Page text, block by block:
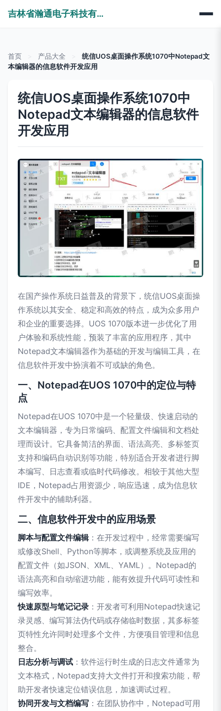
吉林省瀚通电子科技有限公司
首页 产品大全
统信UOS桌面操作系统1070中Notepad文
本编辑器的信息软件开发应用
统信UOS桌面操作系统1070中
Notepad文本编辑器的信息软件
开发应用
在国产操作系统日益普及的背景下，统信UOS桌面操
作系统以其安全、稳定和高效的特点，成为众多用户
和企业的重要选择。UOS 1070版本进一步优化了用
户体验和系统性能，预装了丰富的应用程序，其中
Notepad文本编辑器作为基础的开发与编辑工具，在
信息软件开发中扮演着不可或缺的角色。
一、Notepad在UOS 1070中的定位与特
点
Notepad在UOS 1070中是一个轻量级、快速启动的
文本编辑器，专为日常编码、配置文件编辑和文档处
理而设计。它具备简洁的界面、语法高亮、多标签页
支持和编码自动识别等功能，特别适合开发者进行脚
本编写、日志查看或临时代码修改。相较于其他大型
IDE，Notepad占用资源少，响应迅速，成为信息软
件开发中的辅助利器。
二、信息软件开发中的应用场景
脚本与配置文件编辑：在开发过程中，经常需要编写
或修改Shell、Python等脚本，或调整系统及应用的
配置文件（如JSON、XML、YAML）。Notepad的
语法高亮和自动缩进功能，能有效提升代码可读性和
编写效率。
快速原型与笔记记录 ：开发者可利用Notepad快速记
录灵感、编写算法伪代码或存储临时数据，其多标签
页特性允许同时处理多个文件，方便项目管理和信息
整合。
日志分析与调试 ：软件运行时生成的日志文件通常为
文本格式，Notepad支持大文件打开和搜索功能，帮
助开发者快速定位错误信息，加速调试过程。
协同开发与文档编写 ：在团队协作中，Notepad可用